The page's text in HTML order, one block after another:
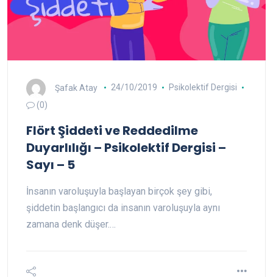
Şafak Atay 24/10/2019
Psikolektif Dergisi
(0)
Flört Şiddeti ve Reddedilme
Duyarlılığı – Psikolektif Dergisi –
Sayı – 5
İnsanın varoluşuyla başlayan birçok şey gibi,
şiddetin başlangıcı da insanın varoluşuyla aynı
zamana denk düşer.…